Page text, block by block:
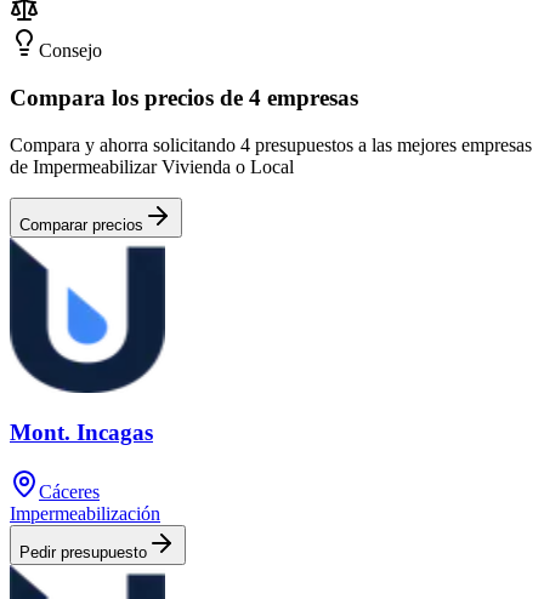
Consejo
Compara los precios de 4 empresas
Compara y ahorra solicitando 4 presupuestos a las mejores empresas
de Impermeabilizar Vivienda o Local
Comparar precios
Mont. Incagas
Cáceres
Impermeabilización
Pedir presupuesto